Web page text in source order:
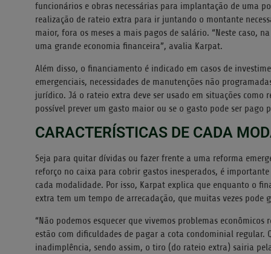
funcionários e obras necessárias para implantação de uma
realização de rateio extra para ir juntando o montante
maior, fora os meses a mais pagos de salário. “Neste caso,
uma grande economia financeira”, avalia Karpat.
Além disso, o financiamento é indicado em casos de
emergenciais, necessidades de manutenções não
jurídico. Já o rateio extra deve ser usado em situações como
possível prever um gasto maior ou se o gasto pode ser pago
CARACTERÍSTICAS DE CADA
Seja para quitar dívidas ou fazer frente a uma reforma
reforço no caixa para cobrir gastos inesperados, é
cada modalidade. Por isso, Karpat explica que enquanto o
extra tem um tempo de arrecadação, que muitas vezes pode
“Não podemos esquecer que vivemos problemas
estão com dificuldades de pagar a cota condominial regular.
inadimplência, sendo assim, o tiro (do rateio extra) sairia